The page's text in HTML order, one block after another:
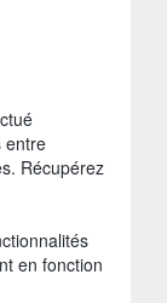
entre
Récupérez
en fonction